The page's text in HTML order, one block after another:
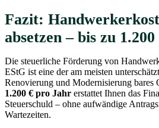
Fazit:
absetzen – bis zu
Die steuerliche Förderung von
EStG ist eine der am meisten
Renovierung und Modernisierung bares
1.200 € pro Jahr erstattet Ihnen das
Steuerschuld – ohne aufwändige
Wartezeiten.